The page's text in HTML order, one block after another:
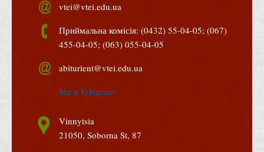
vtei@vtei.edu.ua
Приймальна комісія: (0432) 55-04-05; (067)
455-04-05; (063) 055-04-05
abiturient@vtei.edu.ua
Ми в Telegram
Vinnytsia
21050, Soborna St, 87